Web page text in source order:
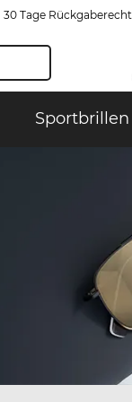
30 Tage Rückgaberecht
Sportbrillen